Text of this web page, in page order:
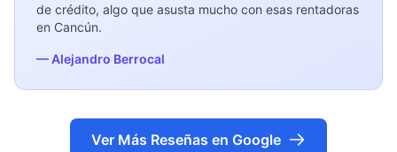
de crédito, algo que asusta mucho con esas rentadoras
en Cancún.
— Alejandro Berrocal
Ver Más Reseñas en Google